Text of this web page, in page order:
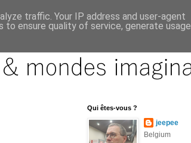
Qui êtes-vous ?
jeepee
Belgium
traffic. Your IP address and user-agent
ensure quality of service, generate usage